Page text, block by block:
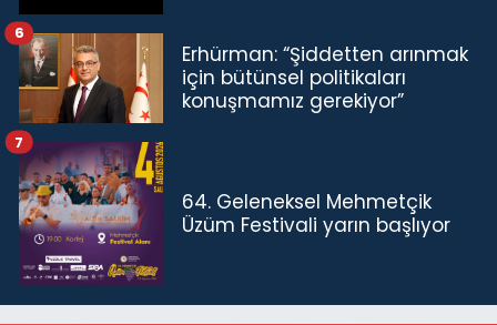
Erhürman: “Şiddetten arınmak
için bütünsel politikaları
konuşmamız gerekiyor”
6
64. Geleneksel Mehmetçik
Üzüm Festivali yarın başlıyor
7